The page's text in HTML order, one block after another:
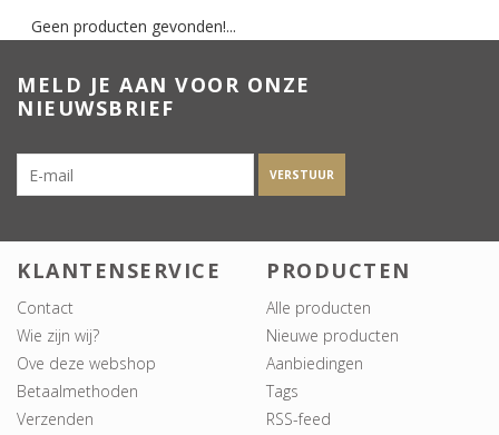
Geen producten gevonden!...
MELD JE AAN VOOR ONZE
NIEUWSBRIEF
VERSTUUR
KLANTENSERVICE
Contact
Wie zijn wij?
Ove deze webshop
Betaalmethoden
Verzenden
PRODUCTEN
Alle producten
Nieuwe producten
Aanbiedingen
Tags
RSS-feed